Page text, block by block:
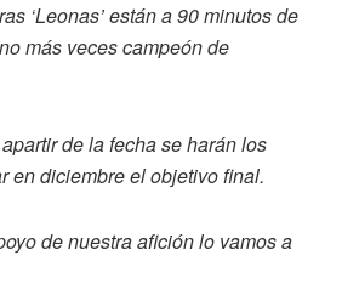
‘Leonas’ están a 90 minutos de
más veces campeón de
de la fecha se harán los
en diciembre el objetivo final.
de nuestra afición lo vamos a